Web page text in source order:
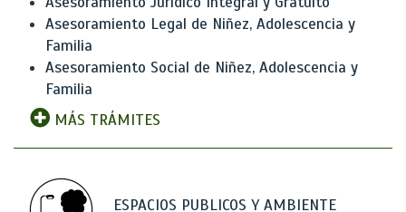
Asesoramiento Legal de Niñez, Adolescencia y
Familia
Asesoramiento Social de Niñez, Adolescencia y
Familia
MÁS TRÁMITES
ESPACIOS PUBLICOS Y AMBIENTE